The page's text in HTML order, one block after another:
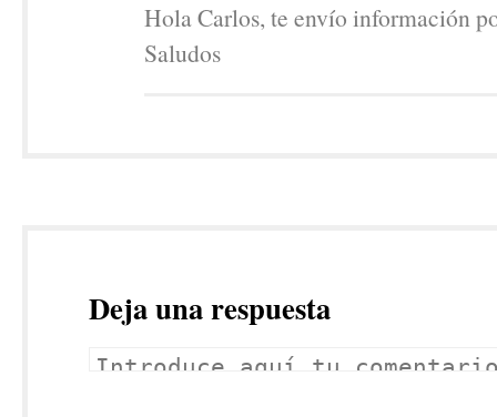
Hola Carlos, te envío información
Saludos
Deja una respuesta